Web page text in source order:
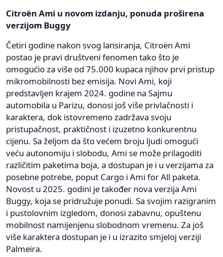
Citroën Ami u novom izdanju, ponuda proširena
verzijom Buggy
Četiri godine nakon svog lansiranja, Citroën Ami
postao je pravi društveni fenomen tako što je
omogućio za više od 75.000 kupaca njihov prvi pristup
mikromobilnosti bez emisija. Novi Ami, koji
predstavljen krajem 2024. godine na Sajmu
automobila u Parizu, donosi još više privlačnosti i
karaktera, dok istovremeno zadržava svoju
pristupačnost, praktičnost i izuzetno konkurentnu
cijenu. Sa željom da što većem broju ljudi omogući
veću autonomiju i slobodu, Ami se može prilagoditi
različitim paketima boja, a dostupan je i u verzijama za
posebne potrebe, poput Cargo i Ami for All paketa.
Novost u 2025. godini je također nova verzija Ami
Buggy, koja se pridružuje ponudi. Sa svojim razigranim
i pustolovnim izgledom, donosi zabavnu, opuštenu
mobilnost namijenjenu slobodnom vremenu. Za još
više karaktera dostupan je i u izrazito smjeloj verziji
Palmeira.